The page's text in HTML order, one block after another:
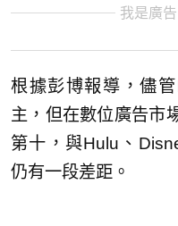
我是廣
根據彭博報導，儘
主，但在數位廣告市
第十，與Hulu、
仍有一段差距。